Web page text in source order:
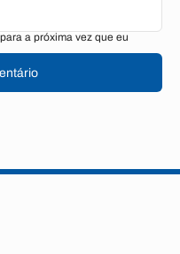
a próxima vez que eu